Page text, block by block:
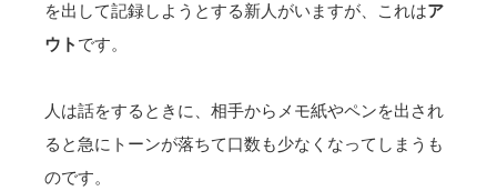
を出して記録しようとする新人がいますが、これはア
ウト です。
人は話をするときに、相手からメモ紙やペンを出され
ると急にトーンが落ちて口数も少なくなってしまうも
のです。